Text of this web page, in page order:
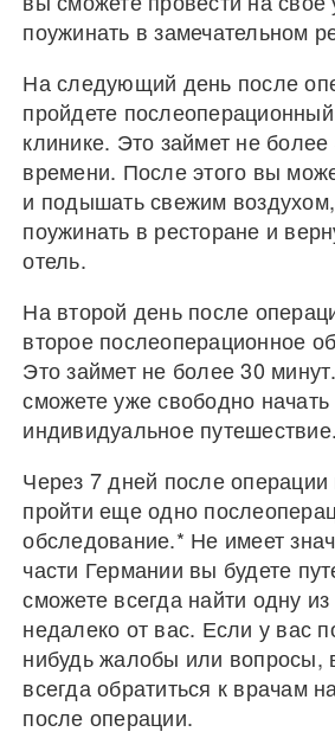
поужинать в замечательном
На следующий день после
пройдете
клинике. Это займет не
времени. После этого вы
и подышать свежим
поужинать в ресторане и
отель.
На второй день после
второе послеоперационное
Это займет не более 30
сможете уже свободно
индивидуальное путешествие.
Через 7 дней после операции
пройти еще одно
обследование.* Не имеет
части Германии вы будете
сможете всегда найти одну
недалеко от вас. Если у вас
нибудь жалобы или вопросы,
всегда обратиться к врачам
после операции.